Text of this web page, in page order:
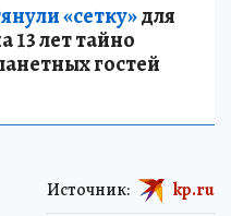
«сетку»для
13 лет тайно
гостей
Источник: kp.ru